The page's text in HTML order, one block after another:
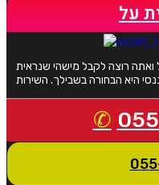
על
רוצה לקבל מישהי שנראית